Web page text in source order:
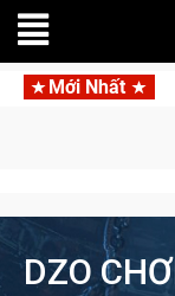
Mới Nhất
sẽ lộng lẫy ánh
DZO